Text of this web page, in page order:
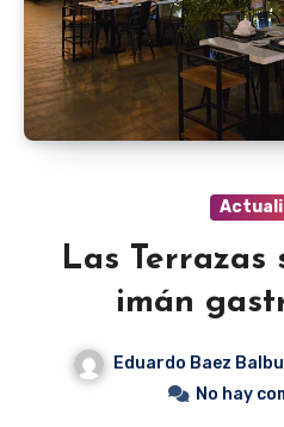
Las Terrazas
imán
Eduardo Baez
No hay